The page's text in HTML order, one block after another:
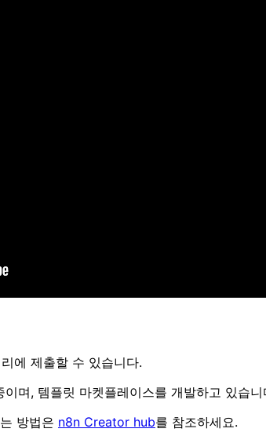
에 제출할 수 있습니다.
며, 템플릿 마켓플레이스를 개발하고 있습
방법은 n8n Creator hub를 참조하세요.